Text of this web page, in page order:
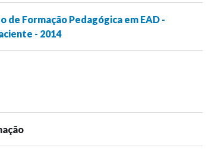
de Formação Pedagógica em EAD -
- 2014